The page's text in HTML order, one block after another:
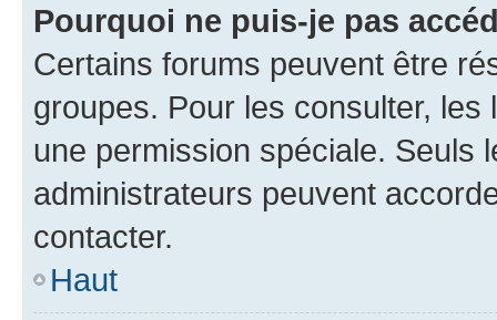
Pourquoi ne puis-je pas
Certains forums peuvent être
groupes. Pour les consulter,
une permission spéciale. Seuls
administrateurs peuvent
contacter.
Haut